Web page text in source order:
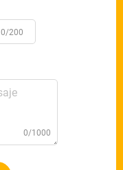
0/200
0/1000